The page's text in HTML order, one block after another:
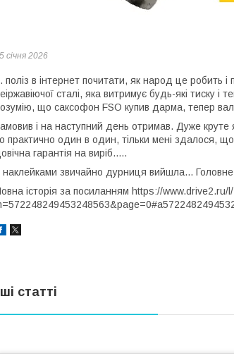
січня 2026
поліз в інтернет почитати, як народ це робить
сталі, яка витримує будь-які тиску
що саксофон FSO купив дарма, тепер
і на наступний день отримав. Дуже круте
практично один в один, тільки мені здалося,
гарантія на виріб.....
наклейками звичайно дурниця вийшла...
історія за посиланням https://
статті